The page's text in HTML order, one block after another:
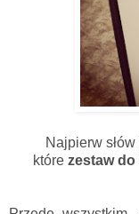
Najpierw
które zestaw